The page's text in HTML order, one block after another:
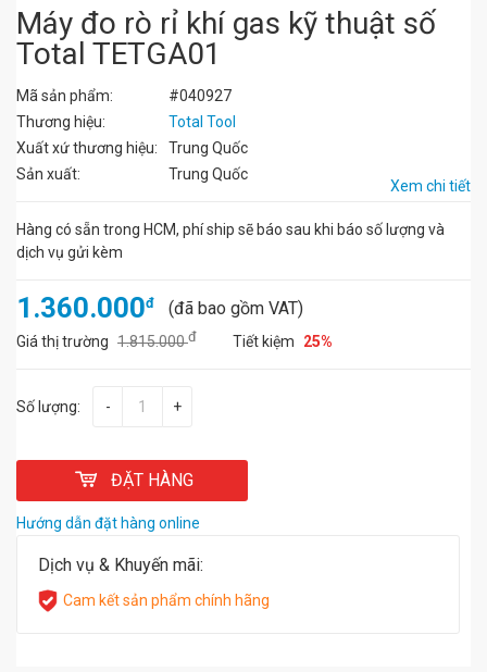
Máy đo rò rỉ khí gas kỹ thuật số
Total TETGA01
Mã sản phẩm:
#040927
Thương hiệu:
Total Tool
Xuất xứ thương hiệu:
Trung Quốc
Sản xuất:
Trung Quốc
Xem chi tiết
Hàng có sẵn trong HCM, phí ship sẽ báo sau khi báo số lượng và
dịch vụ gửi kèm
1.360.000đ (đã bao gồm VAT)
Giá thị trường 1.815.000đ Tiết kiệm 25%
Số lượng: - +
ĐẶT HÀNG
Hướng dẫn đặt hàng online
Dịch vụ & Khuyến mãi:
Cam kết sản phẩm chính hãng